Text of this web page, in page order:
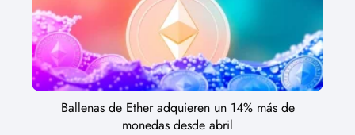
Ballenas de Ether adquieren un 14% más de
monedas desde abril